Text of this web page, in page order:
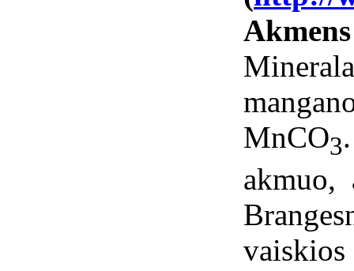
MnCO3
akmuo,